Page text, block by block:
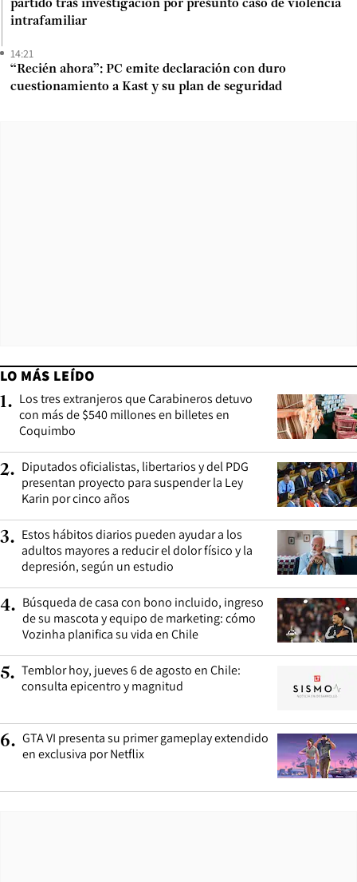
partido tras investigación por presunto caso de violencia
intrafamiliar
14:21
“Recién ahora”: PC emite declaración con duro
cuestionamiento a Kast y su plan de seguridad
LO MÁS LEÍDO
1. Los tres extranjeros que Carabineros detuvo
con más de $540 millones en billetes en
Coquimbo
2. Diputados oficialistas, libertarios y del PDG
presentan proyecto para suspender la Ley
Karin por cinco años
3. Estos hábitos diarios pueden ayudar a los
adultos mayores a reducir el dolor físico y la
depresión, según un estudio
4. Búsqueda de casa con bono incluido, ingreso
de su mascota y equipo de marketing: cómo
Vozinha planifica su vida en Chile
5. Temblor hoy, jueves 6 de agosto en Chile:
consulta epicentro y magnitud
6. GTA VI presenta su primer gameplay extendido
en exclusiva por Netflix